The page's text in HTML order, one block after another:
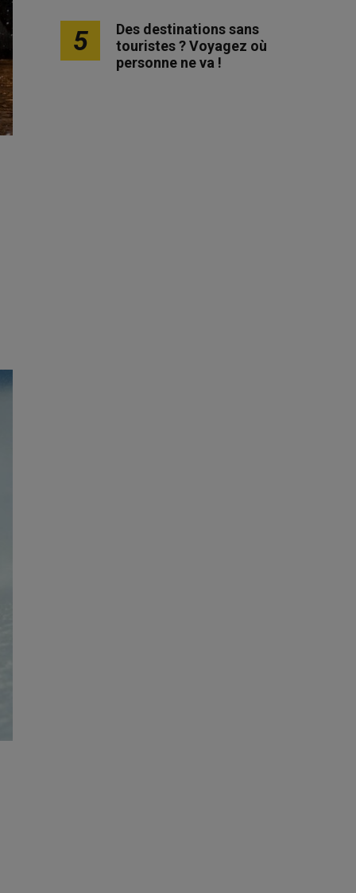
5
Des destinations sans
touristes ? Voyagez où
personne ne va !